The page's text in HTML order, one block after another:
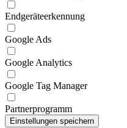
Endgeräteerkennung
Google Ads
Google Analytics
Google Tag Manager
Partnerprogramm